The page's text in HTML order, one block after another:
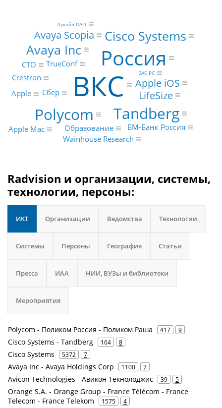
ВКС
Россия
Polycom Tandberg
Cisco Systems
Avaya Inc
LifeSize
Apple iOS
Avaya Scopia
TrueConf
Crestron
Сбер
Apple Mac Образование
CTO
БМ-Банк Россия
Apple
Wainhouse Research
Лукойл ПАО
ВАС РС
Radvision и организации, системы,
технологии, персоны:
ИКТ Организации Ведомства Технологии
Системы Персоны География Статьи
Пресса ИАА НИИ, ВУЗы и библиотеки
Мероприятия
Polycom - Поликом Россия - Поликом Раша 417 9
Cisco Systems - Tandberg 164 8
Cisco Systems 5372 7
Avaya Inc - Avaya Holdings Corp 1100 7
Avicon Technologies - Авикон Текнолоджис 39 5
Orange S.A. - Orange Group - France Télécom - France
Telecom - France Telekom
1575 4